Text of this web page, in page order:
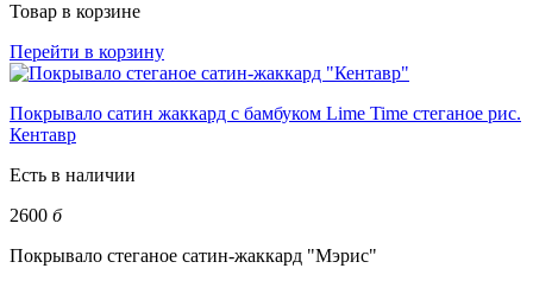
Товар в корзине
Перейти в корзину
Покрывало сатин жаккард с бамбуком Lime Time стеганое рис.
Кентавр
Есть в наличии
2600 б
Покрывало стеганое сатин-жаккард "Мэрис"